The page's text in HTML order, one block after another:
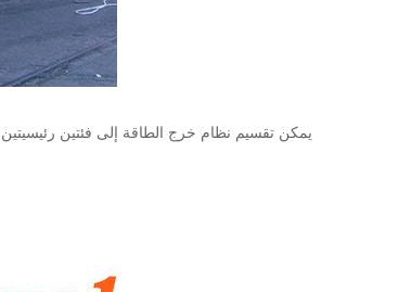
يمكن تقسيم نظام خرج الطاقة إلى فئتين